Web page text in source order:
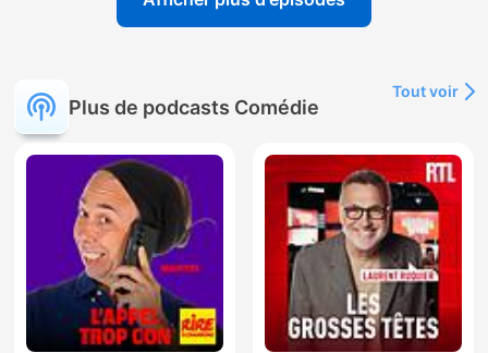
Plus de podcasts Comédie
Tout voir